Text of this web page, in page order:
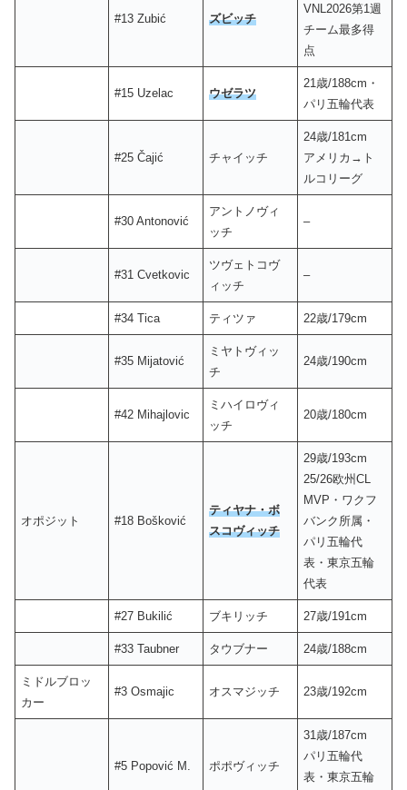
#13 Zubić ズビッチ
VNL2026第1週
チーム最多得
点
#15 Uzelac ウゼラツ
21歳/188cm・
パリ五輪代表
#25 Čajić チャイッチ
24歳/181cm
アメリカ→ト
ルコリーグ
#30 Antonović
アントノヴィ
ッチ
–
#31 Cvetkovic
ツヴェトコヴ
ィッチ
–
#34 Tica ティツァ 22歳/179cm
#35 Mijatović
ミヤトヴィッ
チ
24歳/190cm
#42 Mihajlovic
ミハイロヴィ
ッチ
20歳/180cm
オポジット #18 Bošković
ティヤナ・ボ
スコヴィッチ
29歳/193cm
25/26欧州CL
MVP・ワクフ
バンク所属・
パリ五輪代
表・東京五輪
代表
#27 Bukilić ブキリッチ 27歳/191cm
#33 Taubner タウブナー 24歳/188cm
ミドルブロッ
カー
#3 Osmajic オスマジッチ 23歳/192cm
#5 Popović M. ポポヴィッチ
31歳/187cm
パリ五輪代
表・東京五輪